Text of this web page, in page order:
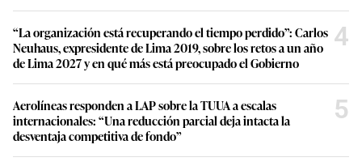
“La organización está recuperando el tiempo perdido”: Carlos
Neuhaus, expresidente de Lima 2019, sobre los retos a un año
de Lima 2027 y en qué más está preocupado el Gobierno
4
Aerolíneas responden a LAP sobre la TUUA a escalas
internacionales: “Una reducción parcial deja intacta la
desventaja competitiva de fondo”
5